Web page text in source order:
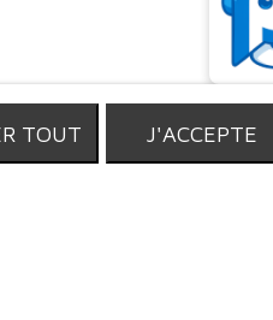
TOUT J'ACCEPTE